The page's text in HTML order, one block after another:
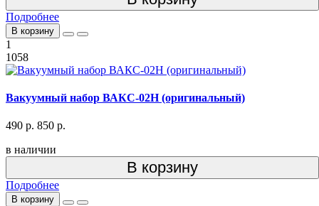
Подробнее
В корзину
1
1058
Вакуумный набор ВАКС-02Н (оригинальный)
490 р. 850 р.
в наличии
В корзину
Подробнее
В корзину